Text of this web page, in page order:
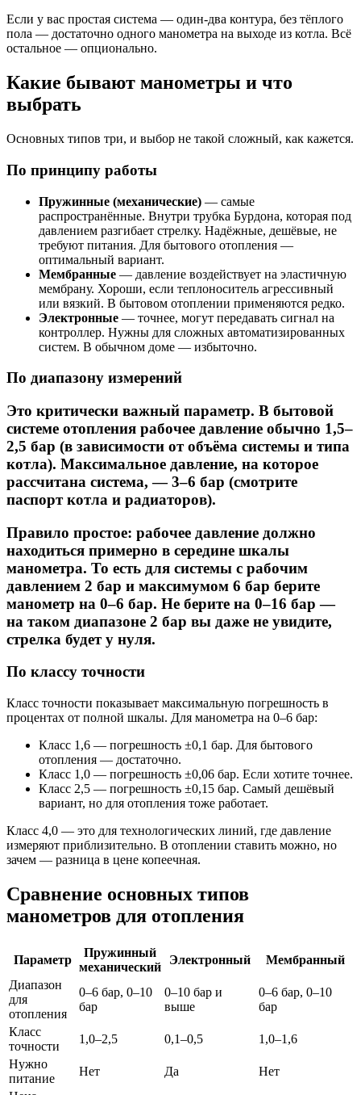
Если у вас простая система — один-два контура, без тёплого
пола — достаточно одного манометра на выходе из котла. Всё
остальное — опционально.
Какие бывают манометры и что
выбрать
Основных типов три, и выбор не такой сложный, как кажется.
По принципу работы
Пружинные (механические) — самые
распространённые. Внутри трубка Бурдона, которая под
давлением разгибает стрелку. Надёжные, дешёвые, не
требуют питания. Для бытового отопления —
оптимальный вариант.
Мембранные — давление воздействует на эластичную
мембрану. Хороши, если теплоноситель агрессивный
или вязкий. В бытовом отоплении применяются редко.
Электронные — точнее, могут передавать сигнал на
контроллер. Нужны для сложных автоматизированных
систем. В обычном доме — избыточно.
По диапазону измерений
Это критически важный параметр. В бытовой
системе отопления рабочее давление обычно 1,5–
2,5 бар (в зависимости от объёма системы и типа
котла). Максимальное давление, на которое
рассчитана система, — 3–6 бар (смотрите
паспорт котла и радиаторов).
Правило простое: рабочее давление должно
находиться примерно в середине шкалы
манометра. То есть для системы с рабочим
давлением 2 бар и максимумом 6 бар берите
манометр на 0–6 бар. Не берите на 0–16 бар —
на таком диапазоне 2 бар вы даже не увидите,
стрелка будет у нуля.
По классу точности
Класс точности показывает максимальную погрешность в
процентах от полной шкалы. Для манометра на 0–6 бар:
Класс 1,6 — погрешность ±0,1 бар. Для бытового
отопления — достаточно.
Класс 1,0 — погрешность ±0,06 бар. Если хотите точнее.
Класс 2,5 — погрешность ±0,15 бар. Самый дешёвый
вариант, но для отопления тоже работает.
Класс 4,0 — это для технологических линий, где давление
измеряют приблизительно. В отоплении ставить можно, но
зачем — разница в цене копеечная.
Сравнение основных типов
манометров для отопления
Параметр
Пружинный
механический
Электронный
Мембранный
Диапазон
для
отопления
0–6 бар, 0–10
бар
0–10 бар и
выше
0–6 бар, 0–10
бар
Класс
точности
1,0–2,5 0,1–0,5
1,0–1,6
Нужно
питание
Нет Да
Нет